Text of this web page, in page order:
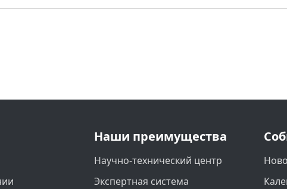
Наши преимущества
Научно-технический центр
Экспертная система